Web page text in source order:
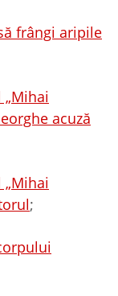
frângi aripile
acuză
;